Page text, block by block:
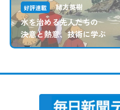
好評連載 緒方英樹
水を治める先人たちの
決意と熱意、技術に学ぶ